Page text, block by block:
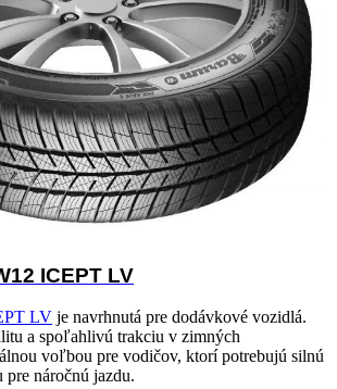
ICEPT LV
LV je navrhnutá pre dodávkové vozidlá.
a spoľahlivú trakciu v zimných
voľbou pre vodičov, ktorí potrebujú silnú
pre náročnú jazdu.